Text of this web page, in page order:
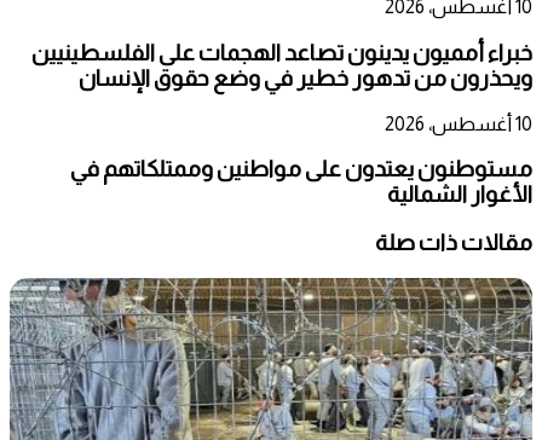
10 أغسطس، 2026
خبراء أمميون يدينون تصاعد الهجمات على الفلسطينيين
ويحذرون من تدهور خطير في وضع حقوق الإنسان
10 أغسطس، 2026
مستوطنون يعتدون على مواطنين وممتلكاتهم في
الأغوار الشمالية
مقالات ذات صلة